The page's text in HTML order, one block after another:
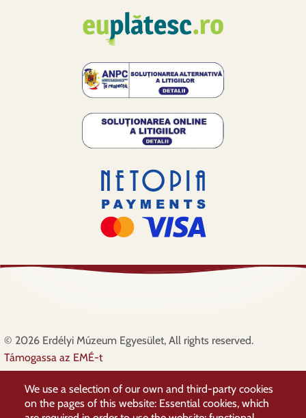
© 2026 Erdélyi Múzeum Egyesület, All rights reserved.
Lábléc
Támogassa az EMÉ-t
Támogatóink
We use a selection of our own and third-party cookies
on the pages of this website: Essential cookies, which